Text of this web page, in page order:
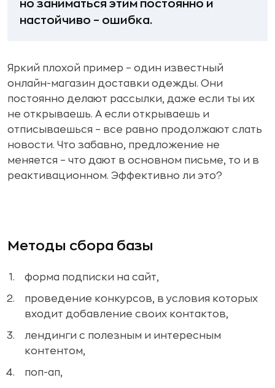
но заниматься этим постоянно и
настойчиво – ошибка.
Яркий плохой пример – один известный
онлайн-магазин доставки одежды. Они
постоянно делают рассылки, даже если ты их
не открываешь. А если открываешь и
отписываешься – все равно продолжают слать
новости. Что забавно, предложение не
меняется – что дают в основном письме, то и в
реактивационном. Эффективно ли это?
Методы сбора базы
форма подписки на сайт,
проведение конкурсов, в условия которых
входит добавление своих контактов,
лендинги с полезным и интересным
контентом,
поп-ап,